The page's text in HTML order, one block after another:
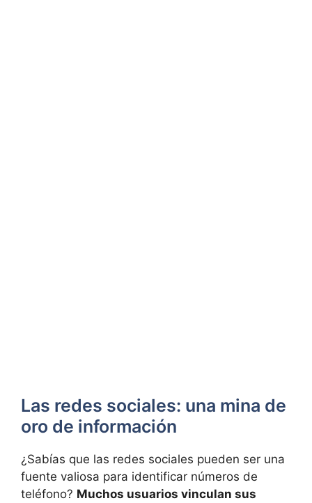
Las redes sociales: una mina de
oro de información
¿Sabías que las redes sociales pueden ser una
fuente valiosa para identificar números de
teléfono? Muchos usuarios vinculan sus